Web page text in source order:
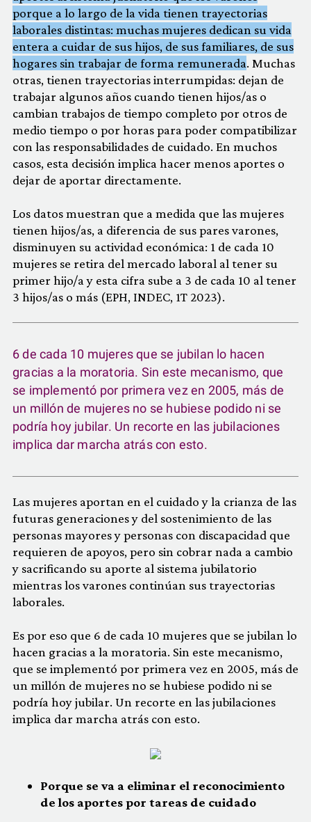
porque a lo largo de la vida tienen trayectorias
laborales distintas: muchas mujeres dedican su vida
entera a cuidar de sus hijos, de sus familiares, de sus
hogares sin trabajar de forma remunerada. Muchas
otras, tienen trayectorias interrumpidas: dejan de
trabajar algunos años cuando tienen hijos/as o
cambian trabajos de tiempo completo por otros de
medio tiempo o por horas para poder compatibilizar
con las responsabilidades de cuidado. En muchos
casos, esta decisión implica hacer menos aportes o
dejar de aportar directamente.
Los datos muestran que a medida que las mujeres
tienen hijos/as, a diferencia de sus pares varones,
disminuyen su actividad económica: 1 de cada 10
mujeres se retira del mercado laboral al tener su
primer hijo/a y esta cifra sube a 3 de cada 10 al tener
3 hijos/as o más (EPH, INDEC, 1T 2023).
6 de cada 10 mujeres que se jubilan lo hacen
gracias a la moratoria. Sin este mecanismo, que
se implementó por primera vez en 2005, más de
un millón de mujeres no se hubiese podido ni se
podría hoy jubilar. Un recorte en las jubilaciones
implica dar marcha atrás con esto.
Las mujeres aportan en el cuidado y la crianza de las
futuras generaciones y del sostenimiento de las
personas mayores y personas con discapacidad que
requieren de apoyos, pero sin cobrar nada a cambio
y sacrificando su aporte al sistema jubilatorio
mientras los varones continúan sus trayectorias
laborales.
Es por eso que 6 de cada 10 mujeres que se jubilan lo
hacen gracias a la moratoria. Sin este mecanismo,
que se implementó por primera vez en 2005, más de
un millón de mujeres no se hubiese podido ni se
podría hoy jubilar. Un recorte en las jubilaciones
implica dar marcha atrás con esto.
Porque se va a eliminar el reconocimiento
de los aportes por tareas de cuidado